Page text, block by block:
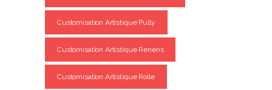
Customisation Artistique Pully
Customisation Artistique Renens
Customisation Artistique Rolle